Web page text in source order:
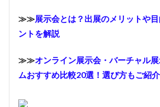
≫≫展示会とは？出展のメリットや
ントを解説
≫≫オンライン展示会・バーチャル
ムおすすめ比較20選！選び方もご紹介